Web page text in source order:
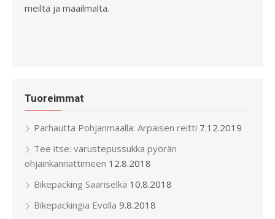
meiltä ja maailmalta.
Tuoreimmat
Parhautta Pohjanmaalla: Arpaisen reitti 7.12.2019
Tee itse: varustepussukka pyörän
ohjainkannattimeen 12.8.2018
Bikepacking Saariselkä 10.8.2018
Bikepackingia Evolla 9.8.2018